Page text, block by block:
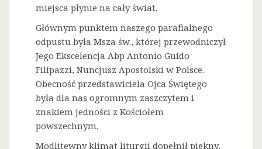
miejsca płynie na cały świat.
Głównym punktem naszego parafialnego
odpustu była Msza św., której przewodniczył
Jego Ekscelencja Abp Antonio Guido
Filipazzi, Nuncjusz Apostolski w Polsce.
Obecność przedstawiciela Ojca Świętego
była dla nas ogromnym zaszczytem i
znakiem jedności z Kościołem
powszechnym.
Modlitewny klimat liturgii dopełnił piękny,